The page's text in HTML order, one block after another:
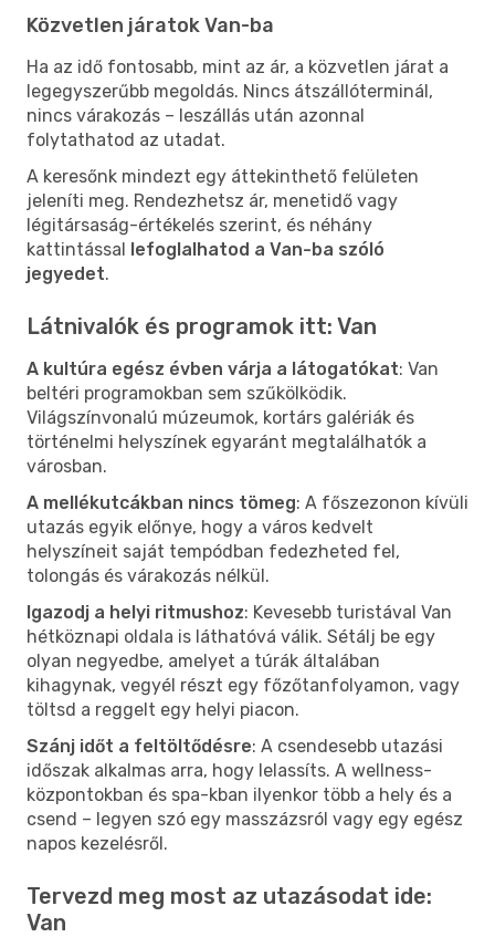
Közvetlen járatok Van-ba
Ha az idő fontosabb, mint az ár, a közvetlen járat a
legegyszerűbb megoldás. Nincs átszállóterminál,
nincs várakozás – leszállás után azonnal
folytathatod az utadat.
A keresőnk mindezt egy áttekinthető felületen
jeleníti meg. Rendezhetsz ár, menetidő vagy
légitársaság-értékelés szerint, és néhány
kattintással lefoglalhatod a Van-ba szóló
jegyedet.
Látnivalók és programok itt: Van
A kultúra egész évben várja a látogatókat: Van
beltéri programokban sem szűkölködik.
Világszínvonalú múzeumok, kortárs galériák és
történelmi helyszínek egyaránt megtalálhatók a
városban.
A mellékutcákban nincs tömeg: A főszezonon kívüli
utazás egyik előnye, hogy a város kedvelt
helyszíneit saját tempódban fedezheted fel,
tolongás és várakozás nélkül.
Igazodj a helyi ritmushoz: Kevesebb turistával Van
hétköznapi oldala is láthatóvá válik. Sétálj be egy
olyan negyedbe, amelyet a túrák általában
kihagynak, vegyél részt egy főzőtanfolyamon, vagy
töltsd a reggelt egy helyi piacon.
Szánj időt a feltöltődésre: A csendesebb utazási
időszak alkalmas arra, hogy lelassíts. A wellness-
központokban és spa-kban ilyenkor több a hely és a
csend – legyen szó egy masszázsról vagy egy egész
napos kezelésről.
Tervezd meg most az utazásodat ide:
Van